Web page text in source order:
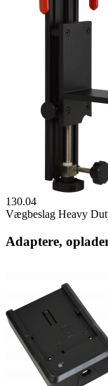
130.04
Vægbeslag Heavy
Adaptere,